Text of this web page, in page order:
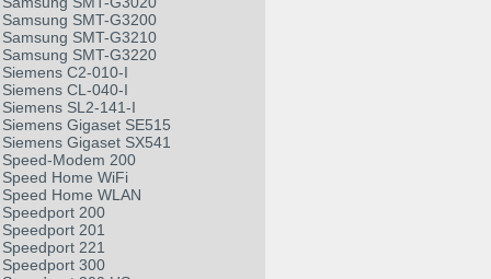
Samsung SMT-G3200
Samsung SMT-G3210
Samsung SMT-G3220
Siemens C2-010-I
Siemens CL-040-I
Siemens SL2-141-I
Siemens Gigaset SE515
Siemens Gigaset SX541
Speed-Modem 200
Speed Home WiFi
Speed Home WLAN
Speedport 200
Speedport 201
Speedport 221
Speedport 300